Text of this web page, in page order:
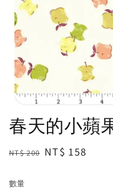
春天的小蘋
Regular
NT$ 200 Sale
NT$ 158
數量